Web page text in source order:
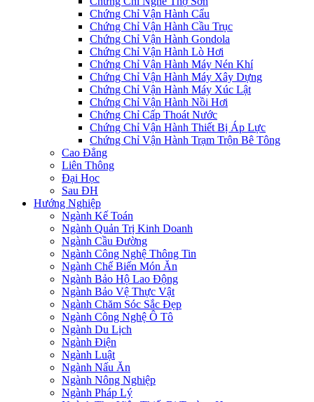
Chứng Chỉ Vận Hành Cẩu
Chứng Chỉ Vận Hành Cầu Trục
Chứng Chỉ Vận Hành Gondola
Chứng Chỉ Vận Hành Lò Hơi
Chứng Chỉ Vận Hành Máy Nén Khí
Chứng Chỉ Vận Hành Máy Xây Dựng
Chứng Chỉ Vận Hành Máy Xúc Lật
Chứng Chỉ Vận Hành Nồi Hơi
Chứng Chỉ Cấp Thoát Nước
Chứng Chỉ Vận Hành Thiết Bị Áp Lực
Chứng Chỉ Vận Hành Trạm Trộn Bê Tông
Cao Đẳng
Liên Thông
Đại Học
Sau ĐH
Hướng Nghiệp
Ngành Kế Toán
Ngành Quản Trị Kinh Doanh
Ngành Cầu Đường
Ngành Công Nghệ Thông Tin
Ngành Chế Biến Món Ăn
Ngành Bảo Hộ Lao Động
Ngành Bảo Vệ Thực Vật
Ngành Chăm Sóc Sắc Đẹp
Ngành Công Nghệ Ô Tô
Ngành Du Lịch
Ngành Điện
Ngành Luật
Ngành Nấu Ăn
Ngành Nông Nghiệp
Ngành Pháp Lý